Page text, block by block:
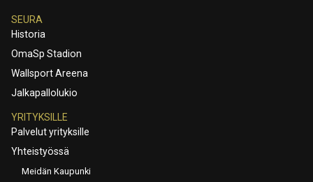
SEURA
Historia
OmaSp Stadion
Wallsport Areena
Jalkapallolukio
YRITYKSILLE
Palvelut yrityksille
Yhteistyössä
Meidän Kaupunki